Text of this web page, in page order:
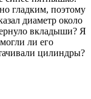
гладким, поэтому
диаметр около
вкладыши? Я
ли его
цилиндры?